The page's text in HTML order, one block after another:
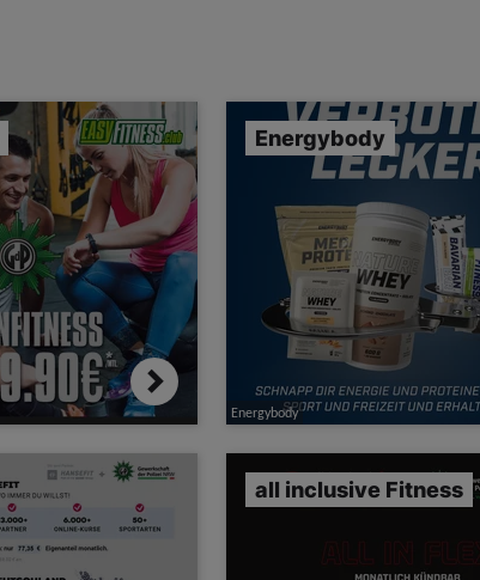
Energybody
Energybody
all inclusive Fitness